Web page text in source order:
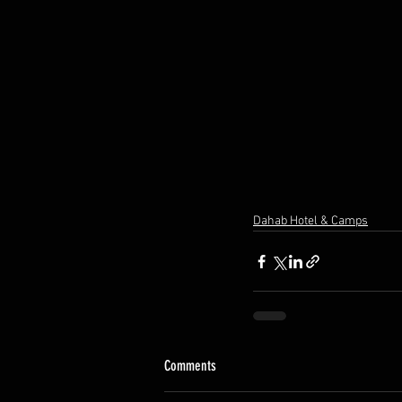
Dahab Hotel & Camps
Comments